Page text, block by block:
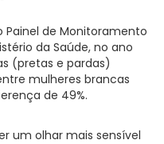
de Monitoramento
da Saúde, no ano
(pretas e pardas)
mulheres brancas
de 49%.
um olhar mais sensível